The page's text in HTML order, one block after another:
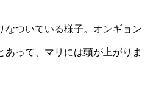
なついている様子。オンギョン
あって、マリには頭が上がりま